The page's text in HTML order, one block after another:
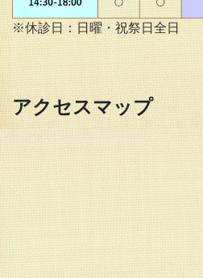
※休診日：日曜・祝祭日全日
アクセスマップ